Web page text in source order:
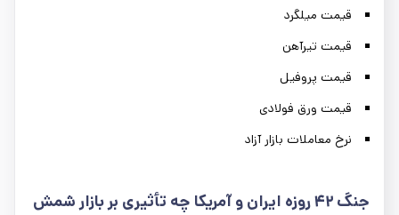
قیمت میلگرد
قیمت تیرآهن
قیمت پروفیل
قیمت ورق فولادی
نرخ معاملات بازار آزاد
جنگ۴۲روزه ایران و آمریکا چه تأثیری بر بازار شمش